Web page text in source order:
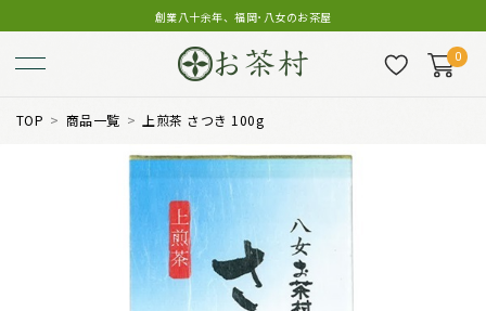
創業八十余年、福岡･八女のお茶屋
0
TOP 商品一覧 上煎茶 さつき 100g